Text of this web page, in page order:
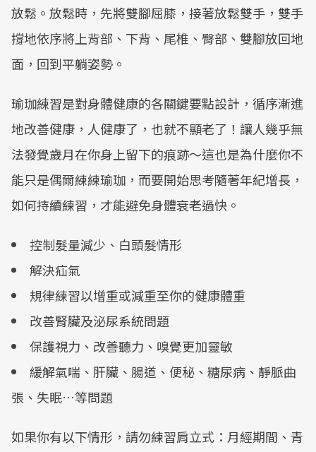
放鬆。放鬆時，先將雙腳屈膝，接著放鬆雙手，雙手
撐地依序將上背部、下背、尾椎、臀部、雙腳放回地
面，回到平躺姿勢。
瑜珈練習是對身體健康的各關鍵要點設計，循序漸進
地改善健康，人健康了，也就不顯老了！讓人幾乎無
法發覺歲月在你身上留下的痕跡～這也是為什麼你不
能只是偶爾練練瑜珈，而要開始思考隨著年紀增長，
如何持續練習，才能避免身體衰老過快。
控制髮量減少、白頭髮情形
解決疝氣
規律練習以增重或減重至你的健康體重
改善腎臟及泌尿系統問題
保護視力、改善聽力、嗅覺更加靈敏
緩解氣喘、肝臟、腸道、便秘、糖尿病、靜脈曲
張、失眠…等問題
如果你有以下情形，請勿練習肩立式：月經期間、青